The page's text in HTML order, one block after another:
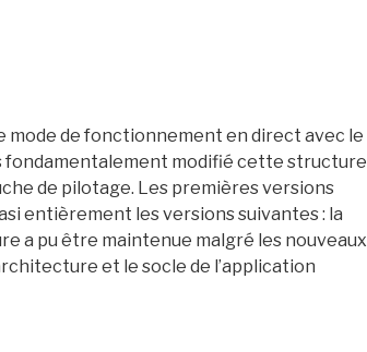
mode de fonctionnement en direct avec le
fondamentalement modifié cette structure
de pilotage. Les premières versions
entièrement les versions suivantes : la
a pu être maintenue malgré les nouveaux
et le socle de l’application